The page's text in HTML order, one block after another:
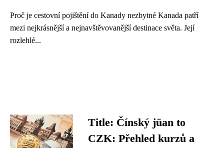
Proč je cestovní pojištění do Kanady nezbytné Kanada patří
mezi nejkrásnější a nejnavštěvovanější destinace světa. Její
rozlehlé...
Title: Čínský jüan to
CZK: Přehled kurzů a